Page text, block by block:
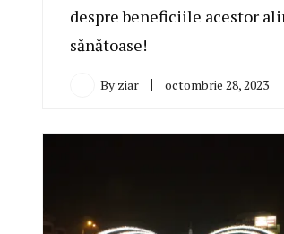
despre beneficiile acestor
sănătoase!
By ziar octombrie 28, 2023